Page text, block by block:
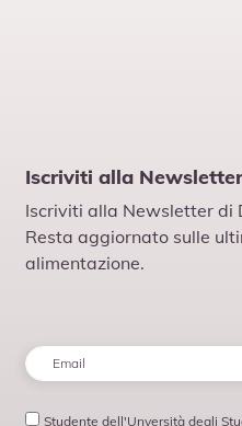
Scopri il progetto
Iscriviti alla Newsletter
Iscriviti alla Newsletter di
Resta aggiornato sulle
alimentazione.
Email *
Studente dell'Unversità degli